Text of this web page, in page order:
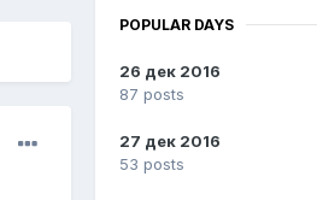
POPULAR DAYS
26 дек 2016
87 posts
27 дек 2016
53 posts